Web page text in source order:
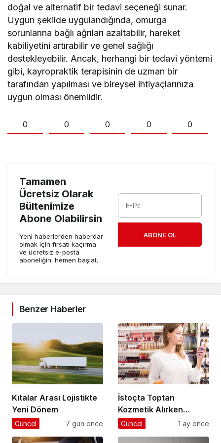
doğal ve alternatif bir tedavi seçeneği sunar.
Uygun şekilde uygulandığında, omurga
sorunlarına bağlı ağrıları azaltabilir, hareket
kabiliyetini artırabilir ve genel sağlığı
destekleyebilir. Ancak, herhangi bir tedavi yöntemi
gibi, kayropraktik terapisinin de uzman bir
tarafından yapılması ve bireysel ihtiyaçlarınıza
uygun olması önemlidir.
0 0 0 0 0
Tamamen
Ücretsiz Olarak
Bültenimize
Abone Olabilirsin
Yeni haberlerden haberdar
olmak için fırsatı kaçırma
ve ücretsiz e-posta
aboneliğini hemen başlat.
ABONE OL
Benzer Haberler
Kıtalar Arası Lojistikte
Yeni Dönem
Güncel 7 gün önce
İstoçta Toptan
Kozmetik Alırken
Nelere Dikkat Edilmeli
Güncel 1 ay önce